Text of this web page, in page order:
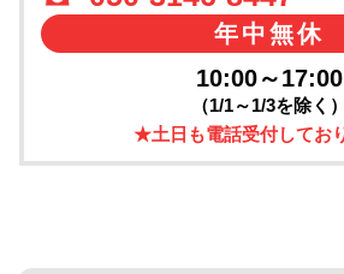
年中無休
10:00～17:00
（1/1～1/3を除く）
★土日も電話受付してお